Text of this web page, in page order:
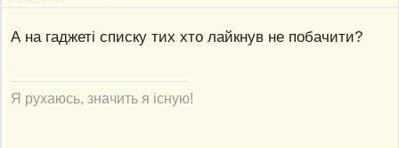
А на гаджеті списку тих хто лайкнув не побачити?
Я рухаюсь, значить я існую!